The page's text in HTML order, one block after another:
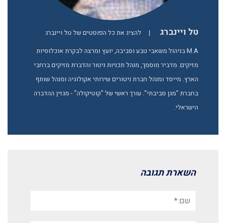
טל ויינברג |
להציג את כל הפוסטים של טל ויינברג
M.A בניהול משאבי טבע וסביבה, יועץ ומרצה לבקרת אוכלוסיות
מזיקים. מדביר מוסמך, מנהל תכניות ניטור והדברת מזיקים ברחבי
הארץ. מייסד ומנהל חברת ניטורים שירותי אקולוגיה ומנהל שותף
בחברת "מגן סביבתי". עורך ראשי של "קוטיקולה" - מגזין ההדברה
הישראלי.
השארת תגובה